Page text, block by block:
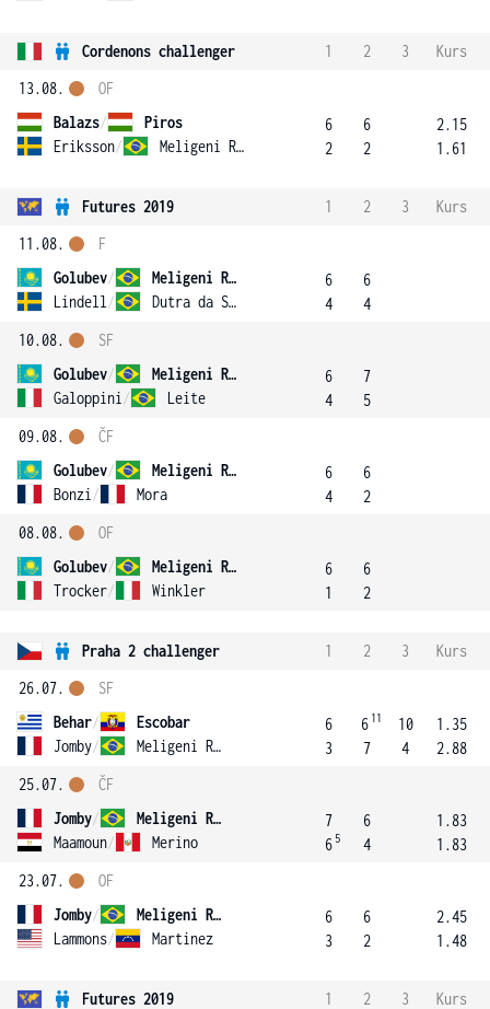
Cordenons challenger 1 2 3
Kurs
13.08.
Balazs/
Piros
Eriksson/ Meligeni Rodrigues Alves
OF
6
2
6
2
2.15
1.61
Futures 2019 1 2 3
Kurs
11.08.
Golubev/
Meligeni Rodrigues Alves
Lindell / Dutra da Silva
F
6
4
6
4
10.08.
Golubev/
Meligeni Rodrigues Alves
Galoppini / Leite
SF
6
4
7
5
09.08.
Golubev/
Meligeni Rodrigues Alves
Bonzi / Mora
ČF
6
4
6
2
08.08.
Golubev/
Meligeni Rodrigues Alves
Trocker/ Winkler
OF
6
1
6
2
Praha 2 challenger 1 2 3
Kurs
26.07.
Behar/
Escobar
Jomby/ Meligeni Rodrigues Alves
SF
6
3
6 11
7
10
4
1.35
2.88
25.07.
Jomby/
Meligeni Rodrigues Alves
Maamoun/ Merino
ČF
7
6 5
6
4
1.83
1.83
23.07.
Jomby/
Meligeni Rodrigues Alves
Lammons/ Martinez
OF
6
3
6
2
2.45
1.48
Futures 2019 1 2 3
Kurs